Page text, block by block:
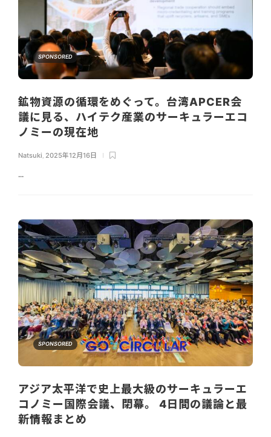
SPONSORED
鉱物資源の循環をめぐって。台湾APCER会
議に見る、ハイテク産業のサーキュラーエコ
ノミーの現在地
Natsuki 2025年12月16日
...
SPONSORED
アジア太平洋で史上最大級のサーキュラーエ
コノミー国際会議、閉幕。 4日間の議論と最
新情報まとめ